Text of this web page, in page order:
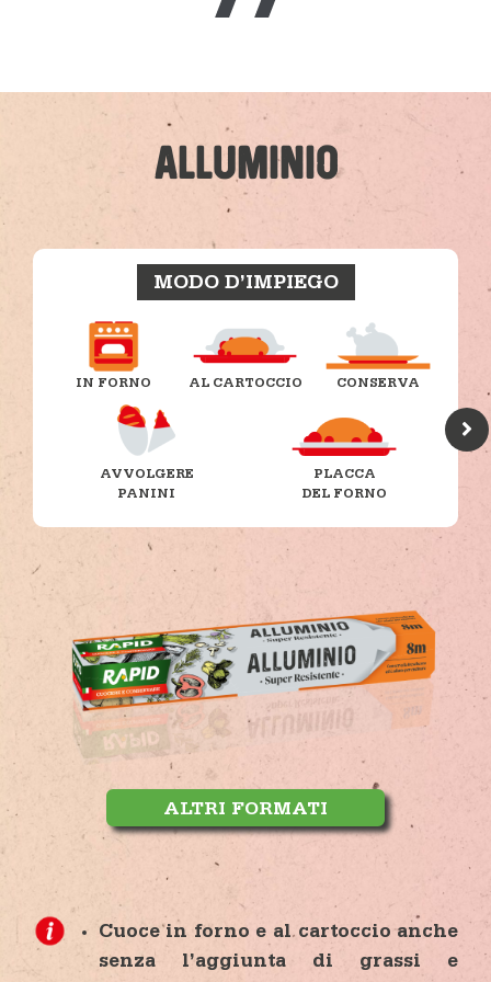
ALLUMINIO
MODO D’IMPIEGO
IN FORNO AL CARTOCCIO CONSERVA
AVVOLGERE
PANINI
PLACCA
DEL FORNO
ALTRI FORMATI
Cuoce in forno e al cartoccio anche
senza l’aggiunta di grassi e